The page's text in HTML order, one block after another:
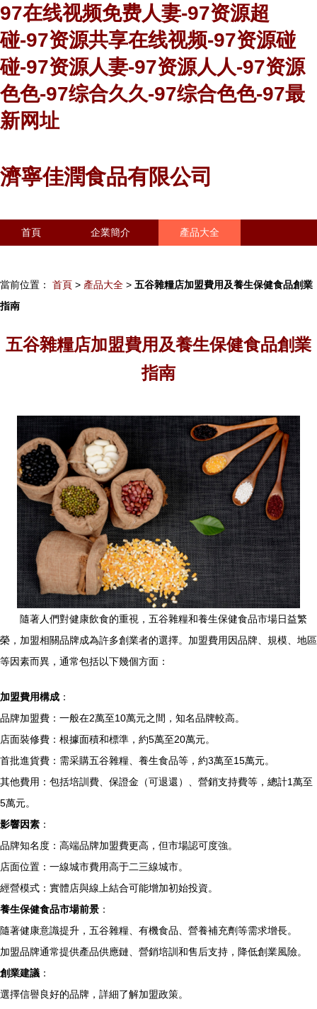
97在线视频免费人妻-97资源超
碰-97资源共享在线视频-97资源碰
碰-97资源人妻-97资源人人-97资源
色色-97综合久久-97综合色色-97最
新网址
濟寧佳潤食品有限公司
首頁 企業簡介 產品大全
當前位置： 首頁 > 產品大全 > 五谷雜糧店加盟費用及養生保健食品創業
指南
五谷雜糧店加盟費用及養生保健食品創業
指南
隨著人們對健康飲食的重視，五谷雜糧和養生保健食品市場日益繁
榮，加盟相關品牌成為許多創業者的選擇。加盟費用因品牌、規模、地區
等因素而異，通常包括以下幾個方面：
加盟費用構成 ：
品牌加盟費：一般在2萬至10萬元之間，知名品牌較高。
店面裝修費：根據面積和標準，約5萬至20萬元。
首批進貨費：需采購五谷雜糧、養生食品等，約3萬至15萬元。
其他費用：包括培訓費、保證金（可退還）、營銷支持費等，總計1萬至
5萬元。
影響因素 ：
品牌知名度：高端品牌加盟費更高，但市場認可度強。
店面位置：一線城市費用高于二三線城市。
經營模式：實體店與線上結合可能增加初始投資。
養生保健食品市場前景 ：
隨著健康意識提升，五谷雜糧、有機食品、營養補充劑等需求增長。
加盟品牌通常提供產品供應鏈、營銷培訓和售后支持，降低創業風險。
創業建議 ：
選擇信譽良好的品牌，詳細了解加盟政策。